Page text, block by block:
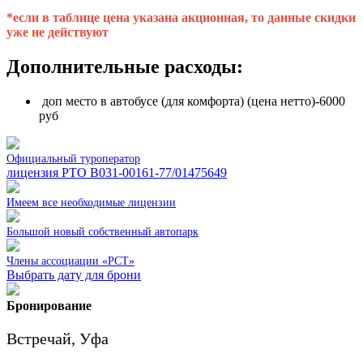
*если в таблице цена указана акционная, то данные скидки
уже не действуют
Дополнительные расходы:
доп место в автобусе (для комфорта) (цена нетто)-6000
руб
Официальный туроператор
лицензия РТО В031-00161-77/01475649
Имеем все необходимые лицензии
Большой новый собственный автопарк
Члены ассоциации «РСТ»
Выбрать дату для брони
Бронирование
Встречай, Уфа